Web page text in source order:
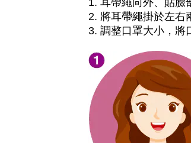
2. 將耳帶繩掛於左右
3. 調整口罩大小，將